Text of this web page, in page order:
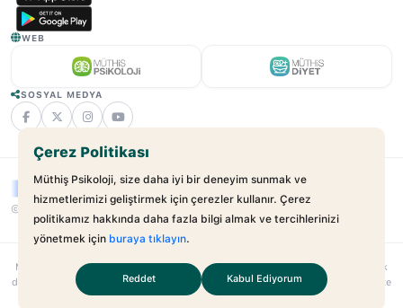
WEB
SOSYAL MEDYA
© 2025 - 2026 Müthiş Psikoloji. Tüm Hakları Saklıdır.
Muthispsikoloji.combağımsız bir dijital sağlık platformudur; hastane veya klinik
değildir. Sunulan hizmetler uzman–danışan ilişkilerini kolaylaştırmayı amaçlar. Site
içeriği yalnızca bilgilendirme amaçlıdır; tıbbi teşhis veya tedavi yerine geçmez.
Çerez Politikası
Müthiş Psikoloji, size daha iyi bir deneyim sunmak ve
hizmetlerimizi geliştirmek için çerezler kullanır. Çerez
politikamız hakkında daha fazla bilgi almak ve tercihlerinizi
yönetmek için buraya tıklayın.
Reddet Kabul Ediyorum